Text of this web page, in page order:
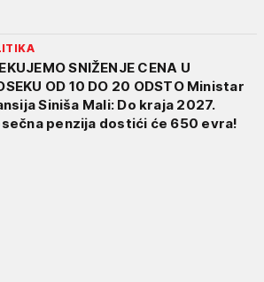
SNIŽENJE CENA U
OD 10 DO 20 ODSTO Ministar
Siniša Mali: Do kraja 2027.
penzija dostići će 650 evra!